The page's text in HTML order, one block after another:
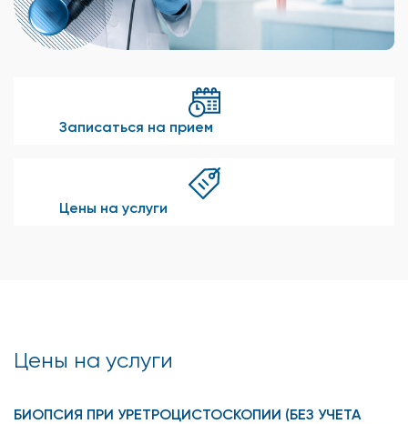
Записаться на прием
Цены на услуги
Цены на услуги
БИОПСИЯ ПРИ УРЕТРОЦИСТОСКОПИИ (БЕЗ УЧЕТА